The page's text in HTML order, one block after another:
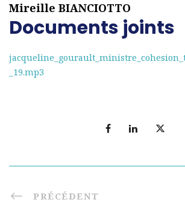
Mireille BIANCIOTTO
Documents joints
_19.mp3
PRÉCÉDENT